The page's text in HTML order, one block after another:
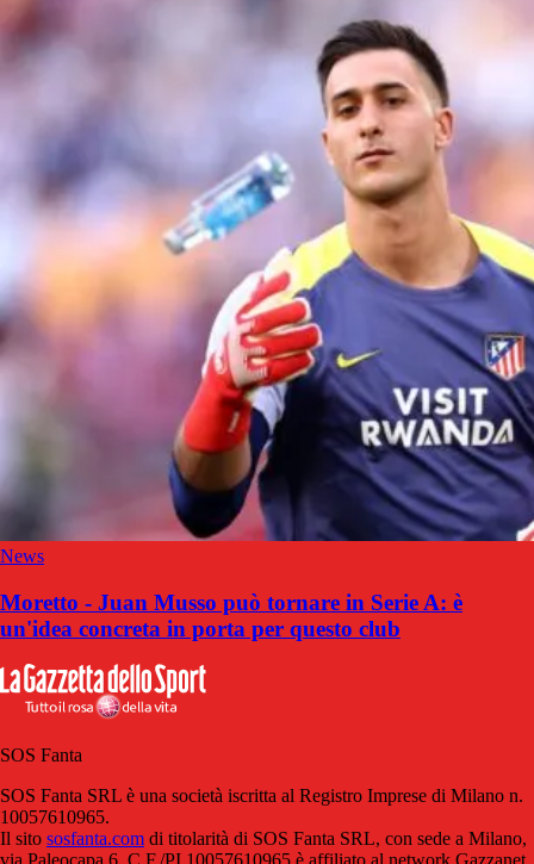
News
Moretto - Juan Musso può tornare in Serie A: è
un'idea concreta in porta per questo club
SOS Fanta
SOS Fanta SRL è una società iscritta al Registro Imprese di Milano n.
10057610965.
Il sito sosfanta.com di titolarità di SOS Fanta SRL, con sede a Milano,